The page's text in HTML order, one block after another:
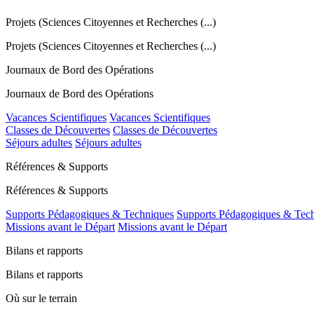
Projets (Sciences Citoyennes et Recherches (...)
Projets (Sciences Citoyennes et Recherches (...)
Journaux de Bord des Opérations
Journaux de Bord des Opérations
Vacances Scientifiques Vacances Scientifiques
Classes de Découvertes Classes de Découvertes
Séjours adultes Séjours adultes
Références & Supports
Références & Supports
Supports Pédagogiques & Techniques Supports Pédagogiques &
Missions avant le Départ Missions avant le Départ
Bilans et rapports
Bilans et rapports
Où sur le terrain